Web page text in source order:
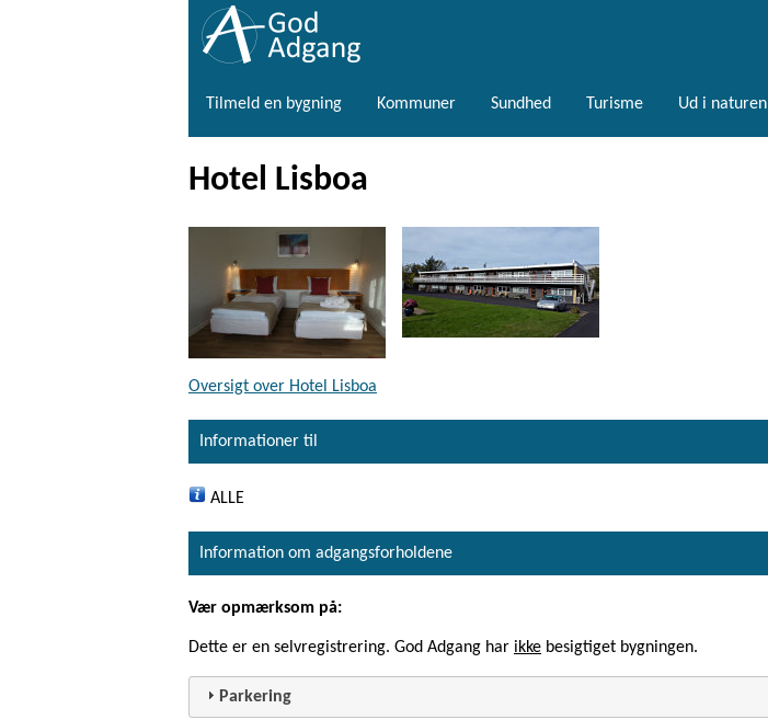
Tilmeld en bygning Kommuner Sundhed Turisme Ud i naturen
Hotel Lisboa
Oversigt over Hotel Lisboa
Informationer til
ALLE
Information om adgangsforholdene
Vær opmærksom på:
Dette er en selvregistrering. God Adgang har ikke besigtiget bygningen.
Parkering